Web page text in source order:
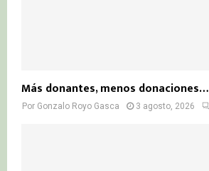
Más donantes, menos donaciones…
Por Gonzalo Royo Gasca 3 agosto, 2026